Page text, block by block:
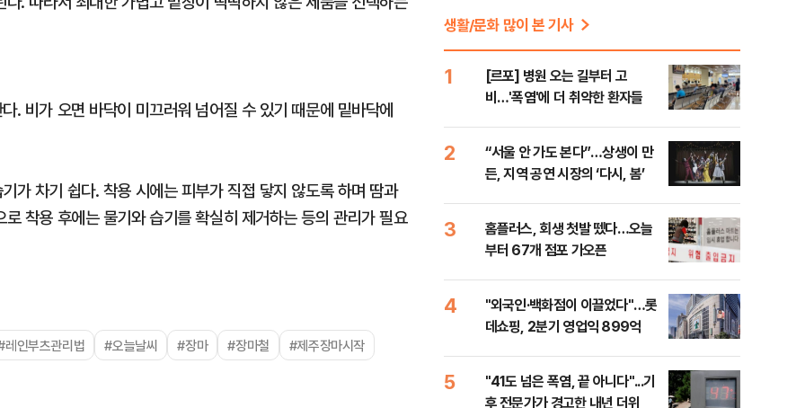
. 비가 오면 바닥이 미끄러워 넘어질 수 있기 때문에 밑바닥에
가 차기 쉽다. 착용 시에는 피부가 직접 닿지 않도록 하며 땀과
착용 후에는 물기와 습기를 확실히 제거하는 등의 관리가 필요
레인부츠관리법 #오늘날씨 #장마 #장마철 #제주장마시작
생활/문화 많이 본 기사
1
[르포] 병원 오는 길부터 고
비…'폭염'에 더 취약한 환자들
2
“서울 안 가도 본다”…상생이 만
든, 지역 공연 시장의 ‘다시, 봄’
3
홈플러스, 회생 첫발 뗐다…오늘
부터 67개 점포 가오픈
4
"외국인·백화점이 이끌었다"…롯
데쇼핑, 2분기 영업익 899억
5
"41도 넘은 폭염, 끝 아니다"...기
후 전문가가 경고한 내년 더위